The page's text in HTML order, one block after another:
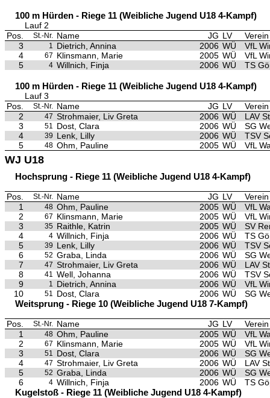
100 m Hürden - Riege 11 (Weibliche Jugend U18 4-Kampf)
Lauf 2
Pos.
St.-Nr. Name JG LV
Verein
3
1 Dietrich, Annina 2006 WÜ
VfL
4
67 Klinsmann, Marie 2005 WÜ
VfL
5
4 Willnich, Finja 2006 WÜ TS
100 m Hürden - Riege 11 (Weibliche Jugend U18 4-Kampf)
Lauf 3
Pos.
St.-Nr. Name JG LV
Verein
2
47 Strohmaier, Liv Greta 2006 WÜ
LAV
3
51 Dost, Clara 2006 WÜ
SG
4
39 Lenk, Lilly 2006 WÜ
TSV
5
48 Ohm, Pauline 2005 WÜ VfL
WJ U18
Hochsprung - Riege 11 (Weibliche Jugend U18 4-Kampf)
Pos. St.-Nr. Name JG LV
Verein
1
48 Ohm, Pauline 2005 WÜ
VfL
2
67 Klinsmann, Marie 2005 WÜ
VfL
3
35 Raithle, Katrin 2005 WÜ
SV
4
4 Willnich, Finja 2006 WÜ
TS
5
39 Lenk, Lilly 2006 WÜ
TSV
6
52 Graba, Linda 2006 WÜ
SG
7
47 Strohmaier, Liv Greta 2006 WÜ
LAV
8
41 Well, Johanna 2006 WÜ
TSV
9
1 Dietrich, Annina 2006 WÜ
VfL
10
51 Dost, Clara 2006 WÜ SG
Weitsprung - Riege 10 (Weibliche Jugend U18 7-Kampf)
Pos. St.-Nr. Name JG LV
Verein
1
48 Ohm, Pauline 2005 WÜ
VfL
2
67 Klinsmann, Marie 2005 WÜ
VfL
3
51 Dost, Clara 2006 WÜ
SG
4
47 Strohmaier, Liv Greta 2006 WÜ
LAV
5
52 Graba, Linda 2006 WÜ
SG
6
4 Willnich, Finja 2006 WÜ TS
Kugelstoß - Riege 11 (Weibliche Jugend U18 4-Kampf)